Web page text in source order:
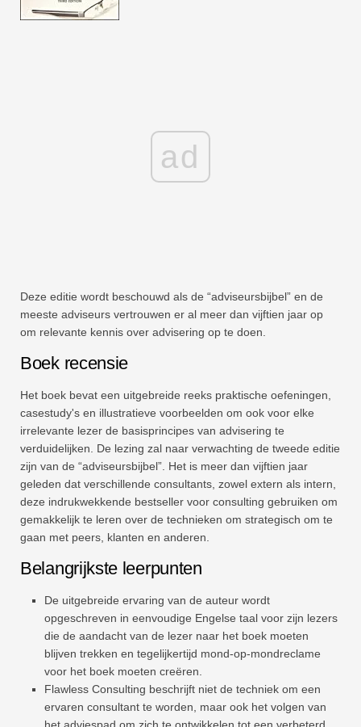
ad
Deze editie wordt beschouwd als de “adviseursbijbel” en de
meeste adviseurs vertrouwen er al meer dan vijftien jaar op
om relevante kennis over advisering op te doen.
Boek recensie
Het boek bevat een uitgebreide reeks praktische oefeningen,
casestudy's en illustratieve voorbeelden om ook voor elke
irrelevante lezer de basisprincipes van advisering te
verduidelijken. De lezing zal naar verwachting de tweede editie
zijn van de “adviseursbijbel”. Het is meer dan vijftien jaar
geleden dat verschillende consultants, zowel extern als intern,
deze indrukwekkende bestseller voor consulting gebruiken om
gemakkelijk te leren over de technieken om strategisch om te
gaan met peers, klanten en anderen.
Belangrijkste leerpunten
De uitgebreide ervaring van de auteur wordt
opgeschreven in eenvoudige Engelse taal voor zijn lezers
die de aandacht van de lezer naar het boek moeten
blijven trekken en tegelijkertijd mond-op-mondreclame
voor het boek moeten creëren.
Flawless Consulting beschrijft niet de techniek om een ​​
ervaren consultant te worden, maar ook het volgen van